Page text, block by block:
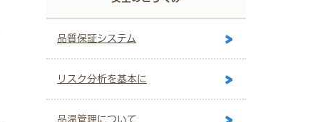
品質保証システム
リスク分析を基本に
品温管理について